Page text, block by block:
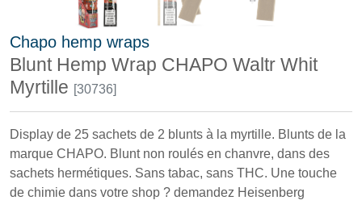
Chapo hemp wraps
Blunt Hemp Wrap CHAPO Waltr Whit
Myrtille [30736]
Display de 25 sachets de 2 blunts à la myrtille. Blunts de la
marque CHAPO. Blunt non roulés en chanvre, dans des
sachets hermétiques. Sans tabac, sans THC. Une touche
de chimie dans votre shop ? demandez Heisenberg